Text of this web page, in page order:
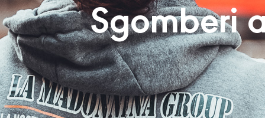
Sgomberi